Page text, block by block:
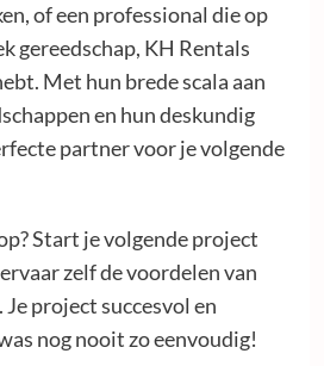
of een professional die op
gereedschap, KH Rentals
Met hun brede scala aan
en hun deskundig
partner voor je volgende
Start je volgende project
zelf de voordelen van
project succesvol en
nog nooit zo eenvoudig!